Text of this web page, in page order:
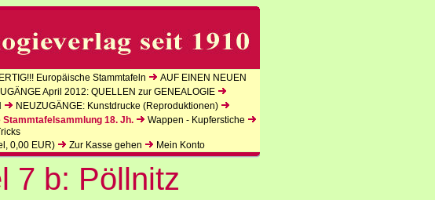
Europäische Stammtafeln
AUF EINEN NEUEN
April 2012: QUELLEN zur GENEALOGIE
NEUZUGÄNGE: Kunstdrucke (Reproduktionen)
Stammtafelsammlung 18. Jh.
Wappen - Kupferstiche
0,00 EUR) Zur Kasse gehen Mein Konto
7 b: Pöllnitz